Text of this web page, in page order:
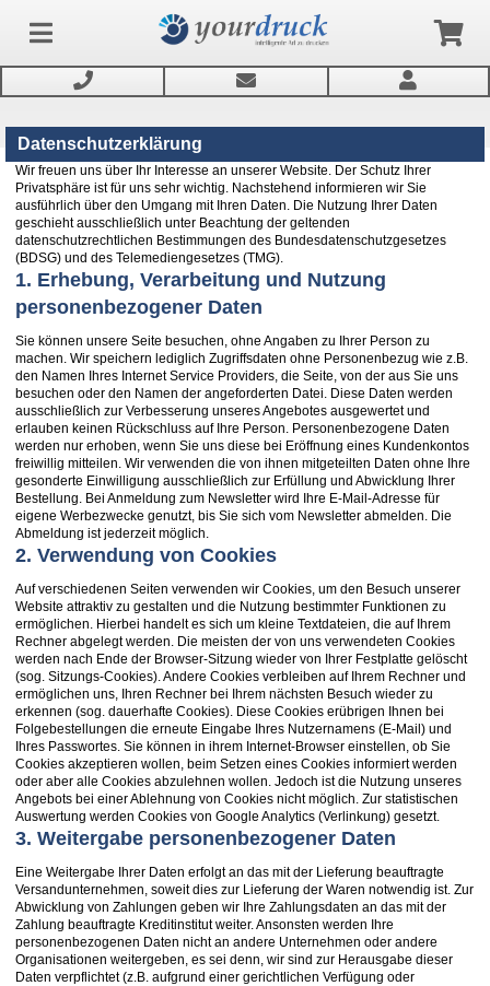
Anmelden
Produkte
Service
Newsletter
Datenschutzerklärung
Wir freuen uns über Ihr Interesse an unserer Website. Der Schutz Ihrer
Privatsphäre ist für uns sehr wichtig. Nachstehend informieren wir Sie
ausführlich über den Umgang mit Ihren Daten. Die Nutzung Ihrer Daten
geschieht ausschließlich unter Beachtung der geltenden
datenschutzrechtlichen Bestimmungen des Bundesdatenschutzgesetzes
(BDSG) und des Telemediengesetzes (TMG).
1. Erhebung, Verarbeitung und Nutzung
personenbezogener Daten
Sie können unsere Seite besuchen, ohne Angaben zu Ihrer Person zu
machen. Wir speichern lediglich Zugriffsdaten ohne Personenbezug wie z.B.
den Namen Ihres Internet Service Providers, die Seite, von der aus Sie uns
besuchen oder den Namen der angeforderten Datei. Diese Daten werden
ausschließlich zur Verbesserung unseres Angebotes ausgewertet und
erlauben keinen Rückschluss auf Ihre Person. Personenbezogene Daten
werden nur erhoben, wenn Sie uns diese bei Eröffnung eines Kundenkontos
freiwillig mitteilen. Wir verwenden die von ihnen mitgeteilten Daten ohne Ihre
gesonderte Einwilligung ausschließlich zur Erfüllung und Abwicklung Ihrer
Bestellung. Bei Anmeldung zum Newsletter wird Ihre E-Mail-Adresse für
eigene Werbezwecke genutzt, bis Sie sich vom Newsletter abmelden. Die
Abmeldung ist jederzeit möglich.
2. Verwendung von Cookies
Auf verschiedenen Seiten verwenden wir Cookies, um den Besuch unserer
Website attraktiv zu gestalten und die Nutzung bestimmter Funktionen zu
ermöglichen. Hierbei handelt es sich um kleine Textdateien, die auf Ihrem
Rechner abgelegt werden. Die meisten der von uns verwendeten Cookies
werden nach Ende der Browser-Sitzung wieder von Ihrer Festplatte gelöscht
(sog. Sitzungs-Cookies). Andere Cookies verbleiben auf Ihrem Rechner und
ermöglichen uns, Ihren Rechner bei Ihrem nächsten Besuch wieder zu
erkennen (sog. dauerhafte Cookies). Diese Cookies erübrigen Ihnen bei
Folgebestellungen die erneute Eingabe Ihres Nutzernamens (E-Mail) und
Ihres Passwortes. Sie können in ihrem Internet-Browser einstellen, ob Sie
Cookies akzeptieren wollen, beim Setzen eines Cookies informiert werden
oder aber alle Cookies abzulehnen wollen. Jedoch ist die Nutzung unseres
Angebots bei einer Ablehnung von Cookies nicht möglich. Zur statistischen
Auswertung werden Cookies von Google Analytics (Verlinkung) gesetzt.
3. Weitergabe personenbezogener Daten
Eine Weitergabe Ihrer Daten erfolgt an das mit der Lieferung beauftragte
Versandunternehmen, soweit dies zur Lieferung der Waren notwendig ist. Zur
Abwicklung von Zahlungen geben wir Ihre Zahlungsdaten an das mit der
Zahlung beauftragte Kreditinstitut weiter. Ansonsten werden Ihre
personenbezogenen Daten nicht an andere Unternehmen oder andere
Organisationen weitergeben, es sei denn, wir sind zur Herausgabe dieser
Daten verpflichtet (z.B. aufgrund einer gerichtlichen Verfügung oder